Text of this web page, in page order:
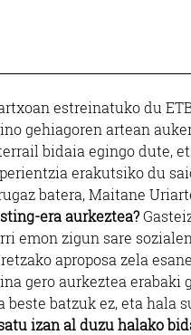
estreinatuko du
gehiagoren artean
bidaia egingo dute,
erakutsiko du
batera, Maitane
era aurkeztea?
emon zigun sare
aproposa zela
gero aurkeztea erabaki
beste batzuk ez, eta hala
izan al duzu halako